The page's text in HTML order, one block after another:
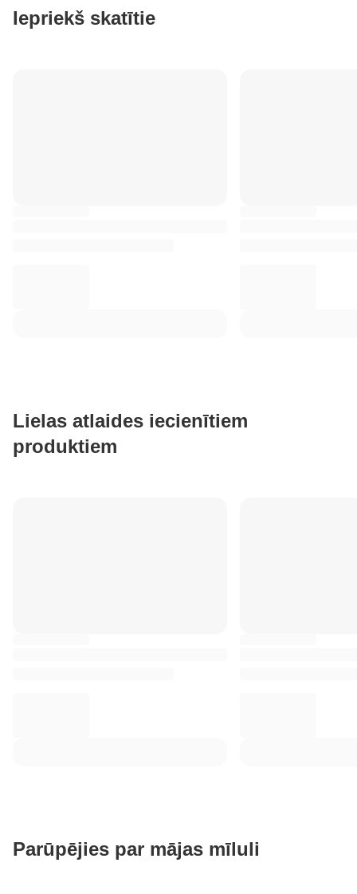
Iepriekš skatītie
Lielas atlaides iecienītiem
produktiem
Parūpējies par mājas mīluli